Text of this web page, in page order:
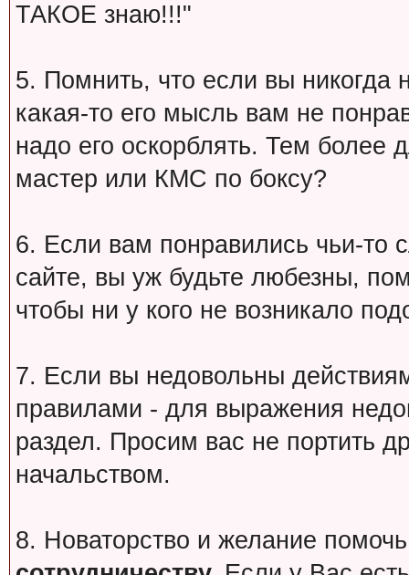
ТАКОЕ знаю!!!"
5. Помнить, что если вы никогда
какая-то его мысль вам не
надо его оскорблять. Тем более
мастер или КМС по боксу?
6. Если вам понравились чьи-то
сайте, вы уж будьте любезны,
чтобы ни у кого не возникало
7. Если вы недовольны
правилами - для выражения
раздел. Просим вас не портить
начальством.
8. Новаторство и желание